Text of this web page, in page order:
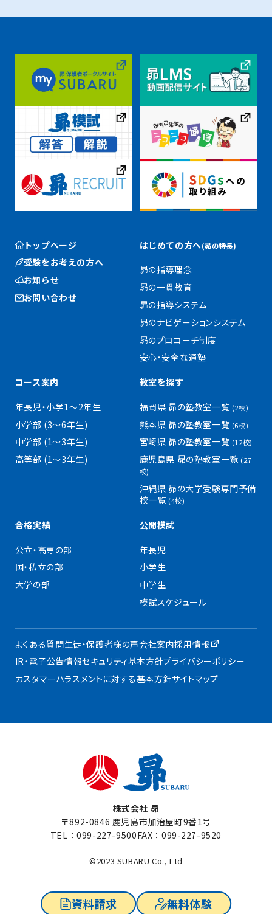
資料請求 無料体験
トップページ
受験をお考えの方へ
お知らせ
お問い合わせ
はじめての方へ(昴の特長)
昴の指導理念
昴の一貫教育
昴の指導システム
昴のナビゲーションシステム
昴のプロコーチ制度
安心・安全な通塾
コース案内
年長児・小学1〜2年生
小学部 (3〜6年生)
中学部 (1〜3年生)
高等部 (1〜3年生)
教室を探す
福岡県 昴の塾教室一覧 (2校)
熊本県 昴の塾教室一覧 (6校)
宮崎県 昴の塾教室一覧 (12校)
鹿児島県 昴の塾教室一覧(27
校)
沖縄県 昴の大学受験専門予備
校一覧 (4校)
合格実績
公立・高専の部
国・私立の部
大学の部
公開模試
年長児
小学生
中学生
模試スケジュール
よくある質問生徒・保護者様の声会社案内採用情報
IR・電子公告情報セキュリティ基本方針プライバシーポリシー
カスタマーハラスメントに対する基本方針サイトマップ
株式会社 昴
〒892-0846 鹿児島市加治屋町9番1号
TEL：099-227-9500FAX：099-227-9520
©2023 SUBARU Co., Ltd